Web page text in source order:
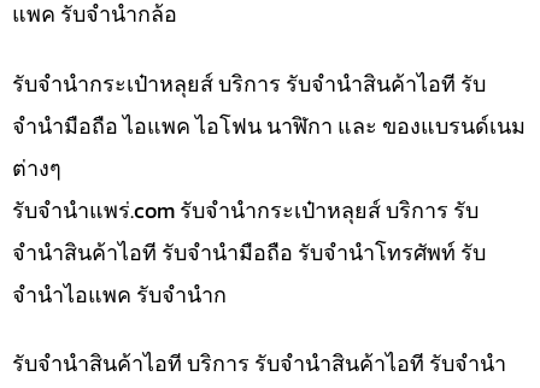
แพค รับจำนำกล้อ
รับจำนำกระเป๋าหลุยส์ บริการ รับจำนำสินค้าไอที รับ
จำนำมือถือ ไอแพค ไอโฟน นาฬิกา และ ของแบรนด์เนม
ต่างๆ
รับจํานําแพร่.com รับจำนำกระเป๋าหลุยส์ บริการ รับ
จำนำสินค้าไอที รับจำนำมือถือ รับจำนำโทรศัพท์ รับ
จำนำไอแพค รับจำนำก
รับจำนำสินค้าไอที บริการ รับจำนำสินค้าไอที รับจำนำ